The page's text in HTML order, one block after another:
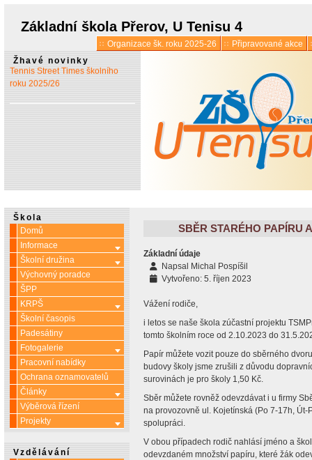
Základní škola Přerov, U Tenisu 4
Organizace šk. roku 2025-26
Připravované akce
Žhavé novinky
Vyšlo 6. číslo časopisu
Tennis Street Times školního
roku 2025/26
Škola
Domů
Informace
Více o: Informace
Školní družina Více o: Školní družina
Výchovný poradce
ŠPP
KRPŠ
Více o: KRPŠ
Školní časopis
Padesátiny
Fotogalerie
Více o: Fotogalerie
Pracovní nabídky
Ochrana oznamovatelů
Články
Více o: Články
Výběrová řízení
Projekty
Více o: Projekty
Vzdělávání
SBĚR STARÉHO PAPÍRU
Základní údaje
Napsal Michal Pospíšil
Vytvořeno: 5. říjen 2023
Vážení rodiče,
i letos se naše škola zúčastní projektu
tomto školním roce od 2.10.2023 do
Papír můžete vozit pouze do sběrného
budovy školy jsme zrušili z důvodu
surovinách je pro školy 1,50 Kč.
Sběr můžete rovněž odevzdávat i u firmy
na provozovně ul. Kojetínská (Po 7-17h,
spolupráci.
V obou případech rodič nahlásí jméno a
odevzdaném množství papíru, které žák